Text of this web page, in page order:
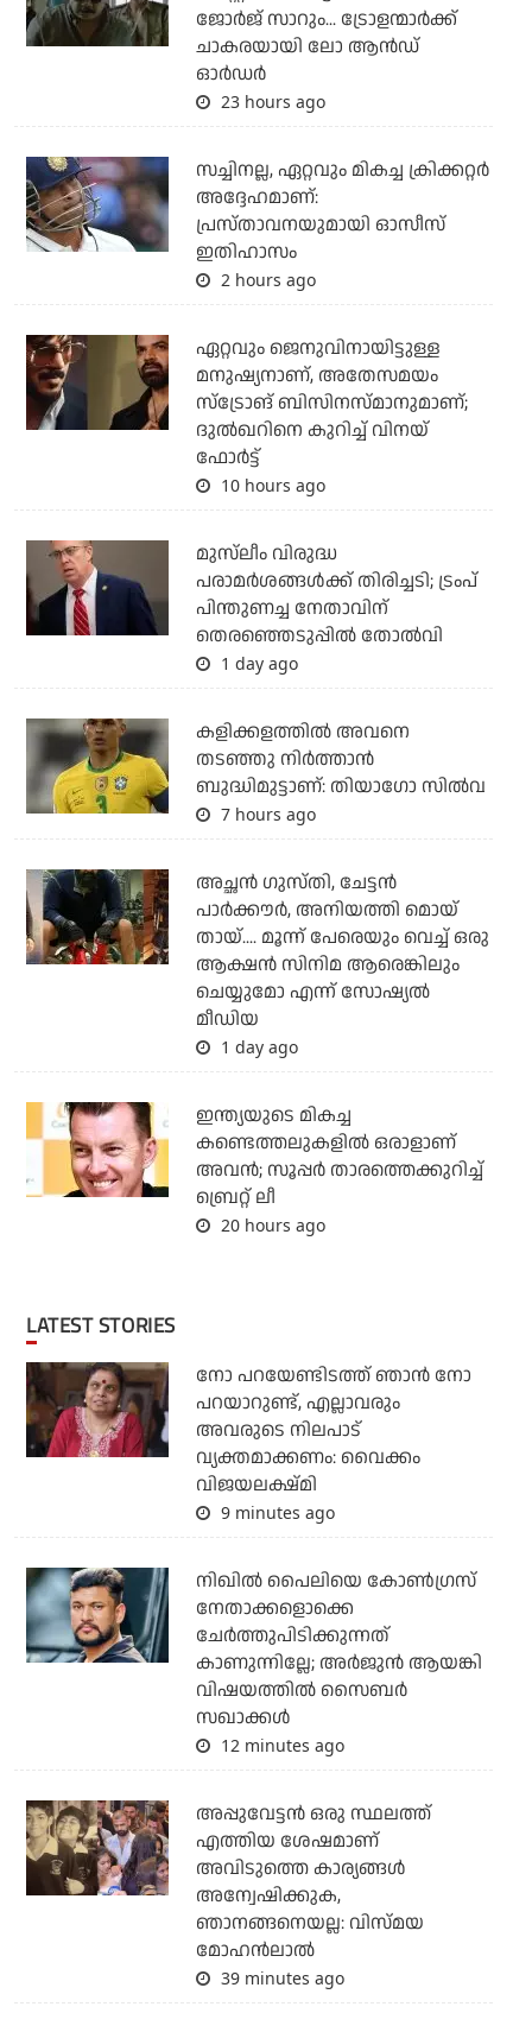
ജോര്‍ജ് സാറും... ട്രോളന്മാര്‍ക്ക്
ചാകരയായി ലോ ആന്‍ഡ്
ഓര്‍ഡര്‍
23 hours ago
സച്ചിനല്ല, ഏറ്റവും മികച്ച ക്രിക്കറ്റര്‍
അദ്ദേഹമാണ്:
പ്രസ്താവനയുമായി ഓസീസ്
ഇതിഹാസം
2 hours ago
ഏറ്റവും ജെനുവിനായിട്ടുള്ള
മനുഷ്യനാണ്, അതേസമയം
സ്‌ട്രോങ് ബിസിനസ്മാനുമാണ്;
ദുല്‍ഖറിനെ കുറിച്ച് വിനയ്
ഫോര്‍ട്ട്
10 hours ago
മുസ്‌ലീം വിരുദ്ധ
പരാമര്‍ശങ്ങള്‍ക്ക് തിരിച്ചടി; ട്രംപ്
പിന്തുണച്ച നേതാവിന്
തെരഞ്ഞെടുപ്പില്‍ തോല്‍വി
1 day ago
കളിക്കളത്തില്‍ അവനെ
തടഞ്ഞു നിര്‍ത്താന്‍
ബുദ്ധിമുട്ടാണ്: തിയാഗോ സില്‍വ
7 hours ago
അച്ഛന്‍ ഗുസ്തി, ചേട്ടന്‍
പാര്‍ക്കൗര്‍, അനിയത്തി മൊയ്
തായ്.... മൂന്ന് പേരെയും വെച്ച് ഒരു
ആക്ഷന്‍ സിനിമ ആരെങ്കിലും
ചെയ്യുമോ എന്ന് സോഷ്യല്‍
മീഡിയ
1 day ago
ഇന്ത്യയുടെ മികച്ച
കണ്ടെത്തലുകളില്‍ ഒരാളാണ്
അവന്‍; സൂപ്പര്‍ താരത്തെക്കുറിച്ച്
ബ്രെറ്റ് ലീ
20 hours ago
LATEST STORIES
നോ പറയേണ്ടിടത്ത് ഞാൻ നോ
പറയാറുണ്ട്, എല്ലാവരും
അവരുടെ നിലപാട്
വ്യക്തമാക്കണം: വൈക്കം
വിജയലക്ഷ്മി
9 minutes ago
നിഖില്‍ പൈലിയെ കോണ്‍ഗ്രസ്
നേതാക്കളൊക്കെ
ചേര്‍ത്തുപിടിക്കുന്നത്
കാണുന്നില്ലേ; അര്‍ജുന്‍ ആയങ്കി
വിഷയത്തില്‍ സൈബര്‍
സഖാക്കള്‍
12 minutes ago
അപ്പുവേട്ടന്‍ ഒരു സ്ഥലത്ത്
എത്തിയ ശേഷമാണ്
അവിടുത്തെ കാര്യങ്ങള്‍
അന്വേഷിക്കുക,
ഞാനങ്ങനെയല്ല: വിസ്മയ
മോഹന്‍ലാല്‍
39 minutes ago